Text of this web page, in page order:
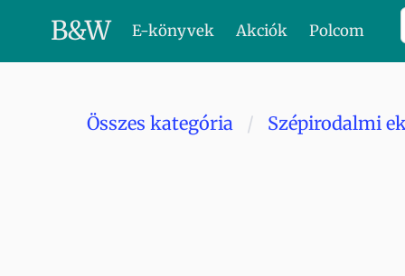
B&W E-könyvek Akciók Polcom
Összes kategória Szépirodalmi